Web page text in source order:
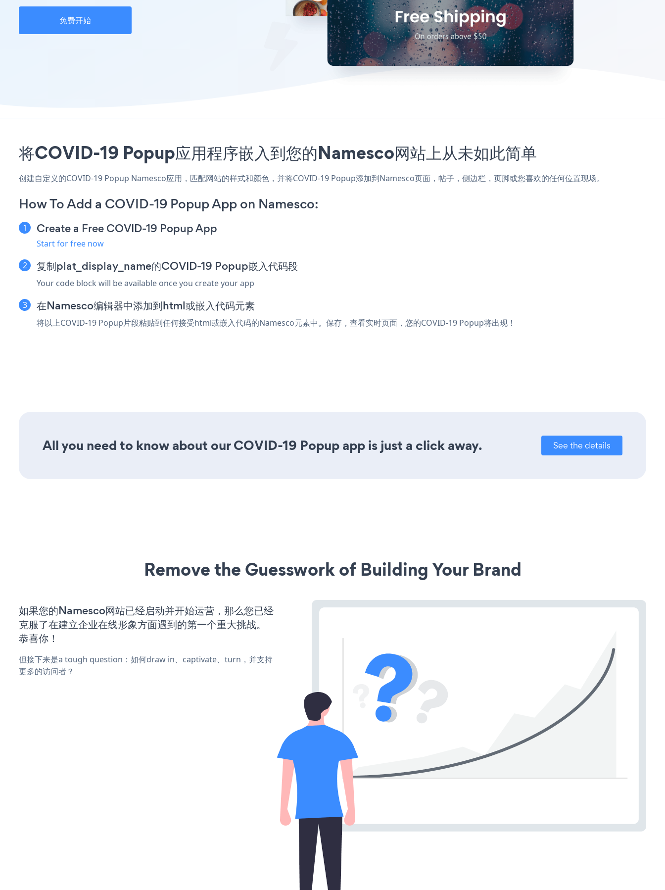
免费开始
将COVID-19 Popup应用程序嵌入到您的Namesco网站上从未如此简单
创建自定义的COVID-19 Popup Namesco应用，匹配网站的样式和颜色，并将COVID-19 Popup添加到Namesco页面，帖子，侧边栏，页脚或您喜欢的任何位置现场。
How To Add a COVID-19 Popup App on Namesco:
Create a Free COVID-19 Popup App
Start for free now
复制plat_display_name的COVID-19 Popup嵌入代码段
Your code block will be available once you create your app
在Namesco编辑器中添加到html或嵌入代码元素
将以上COVID-19 Popup片段粘贴到任何接受html或嵌入代码的Namesco元素中。保存，查看实时页面，您的COVID-19 Popup将出现！
All you need to know about our COVID-19 Popup app is just a click away. See the details
Remove the Guesswork of Building Your Brand
如果您的Namesco网站已经启动并开始运营，那么您已经
克服了在建立企业在线形象方面遇到的第一个重大挑战。
恭喜你！
但接下来是a tough question：如何draw in、captivate、turn，并支持
更多的访问者？